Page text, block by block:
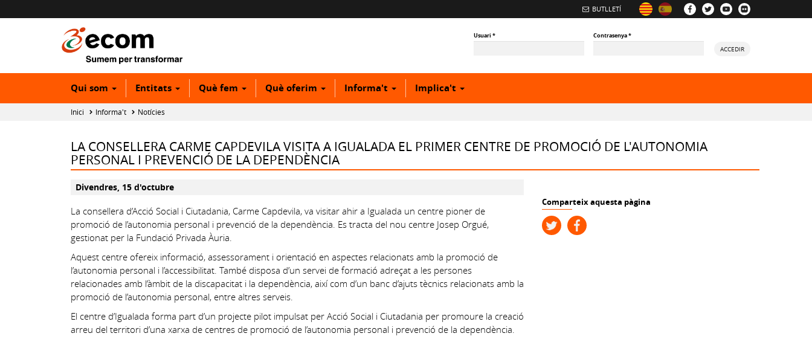
BUTLLETÍ
Usuari* Contrasenya*
ACCEDIR
Qui som Entitats Què fem Què oferim Informa't Implica't
Inici Informa't Notícies
LA CONSELLERA CARME CAPDEVILA VISITA A IGUALADA EL PRIMER CENTRE DE PROMOCIÓ DE L'AUTONOMIA
PERSONAL I PREVENCIÓ DE LA DEPENDÈNCIA
Divendres, 15 d'octubre
La consellera d’Acció Social i Ciutadania, Carme Capdevila, va visitar ahir a Igualada un centre pioner de
promoció de l’autonomia personal i prevenció de la dependència. Es tracta del nou centre Josep Orgué,
gestionat per la Fundació Privada Àuria.
Aquest centre ofereix informació, assessorament i orientació en aspectes relacionats amb la promoció de
l’autonomia personal i l’accessibilitat. També disposa d’un servei de formació adreçat a les persones
relacionades amb l’àmbit de la discapacitat i la dependència, així com d’un banc d’ajuts tècnics relacionats amb la
promoció de l’autonomia personal, entre altres serveis.
El centre d’Igualada forma part d’un projecte pilot impulsat per Acció Social i Ciutadania per promoure la creació
arreu del territori d’una xarxa de centres de promoció de l’autonomia personal i prevenció de la dependència.
Comparteix aquesta pàgina